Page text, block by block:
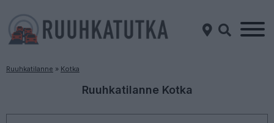
Ruuhkatilanne » Kotka
Ruuhkatilanne Kotka